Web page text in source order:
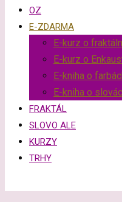
OZ
E-ZDARMA
E-kurz o
E-kurz o
E-kniha o
E-kniha o
FRAKTÁL
SLOVO ALE
KURZY
TRHY